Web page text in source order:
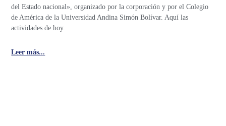
del Estado nacional», organizado por la corporación y por el Colegio
de América de la Universidad Andina Simón Bolívar. Aquí las
actividades de hoy.
Leer más...